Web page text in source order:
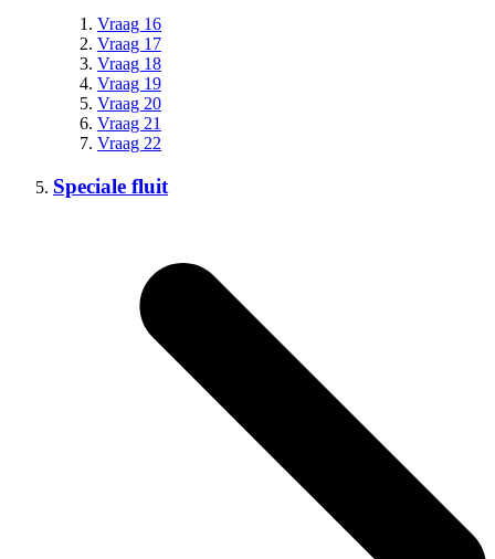
Vraag 16
Vraag 17
Vraag 18
Vraag 19
Vraag 20
Vraag 21
Vraag 22
Speciale fluit